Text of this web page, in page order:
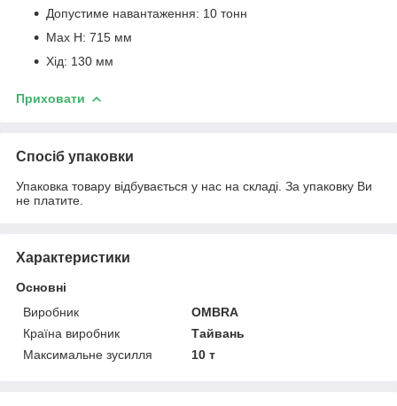
Допустиме навантаження: 10 тонн
Max H: 715 мм
Хід: 130 мм
Приховати
Спосіб упаковки
Упаковка товару відбувається у нас на складі. За упаковку Ви
не платите.
Характеристики
Основні
Виробник
OMBRA
Країна виробник
Тайвань
Максимальне зусилля
10 т